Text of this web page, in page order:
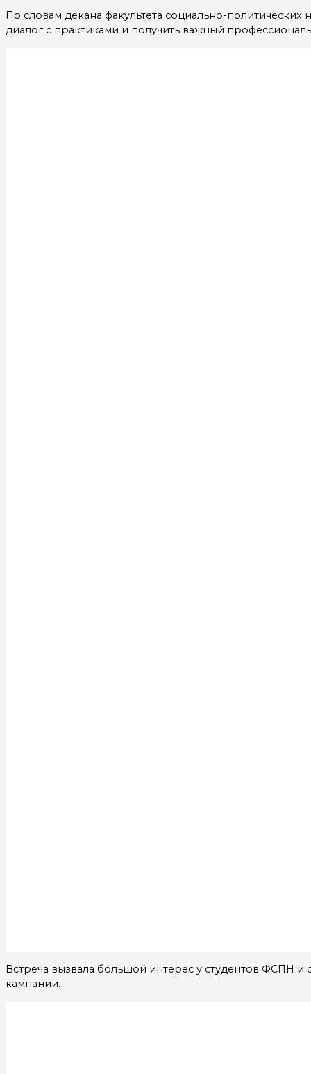
По словам декана факультета социально-
диалог с практиками и получить важный
Встреча вызвала большой интерес у студентов ФСПН
кампании.